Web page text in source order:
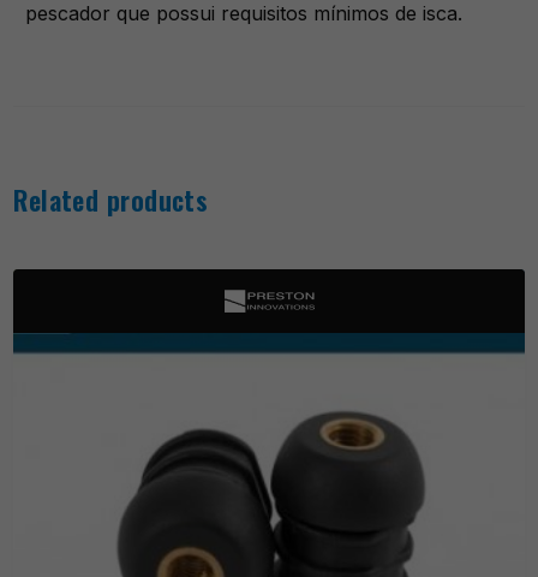
pescador que possui requisitos mínimos de isca.
Related products